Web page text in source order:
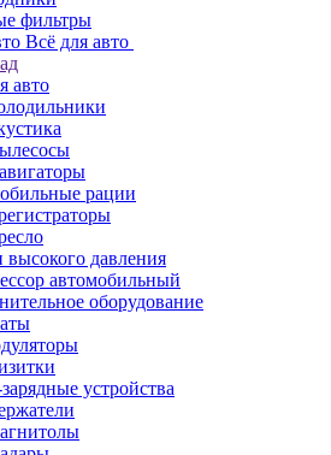
фильтры
Всё для авто
авто
рации
давления
автомобильный
оборудование
устройства